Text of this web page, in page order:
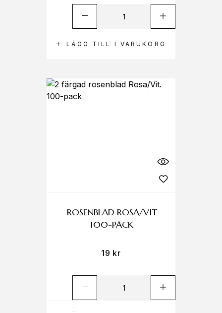
LÄGG TILL I VARUKORG
ROSENBLAD ROSA/VIT
100-PACK
19 kr